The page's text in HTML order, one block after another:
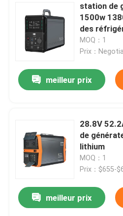
station de
1500w
des
MOQ：1
Prix：
meilleur prix
28.8V
de
lithium
MOQ：1
Prix：$655-
meilleur prix